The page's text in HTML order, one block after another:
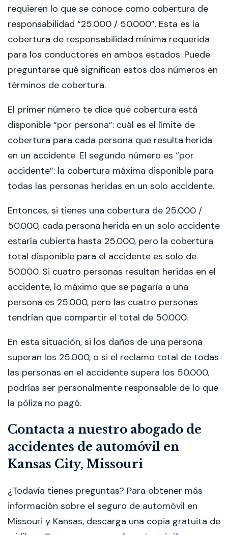
requieren lo que se conoce como cobertura de
responsabilidad “25.000 / 50.000”. Esta es la
cobertura de responsabilidad mínima requerida
para los conductores en ambos estados. Puede
preguntarse qué significan estos dos números en
términos de cobertura.
El primer número te dice qué cobertura está
disponible “por persona”: cuál es el límite de
cobertura para cada persona que resulta herida
en un accidente. El segundo número es “por
accidente”: la cobertura máxima disponible para
todas las personas heridas en un solo accidente.
Entonces, si tienes una cobertura de 25.000 /
50.000, cada persona herida en un solo accidente
estaría cubierta hasta 25.000, pero la cobertura
total disponible para el accidente es solo de
50.000. Si cuatro personas resultan heridas en el
accidente, lo máximo que se pagaría a una
persona es 25.000, pero las cuatro personas
tendrían que compartir el total de 50.000.
En esta situación, si los daños de una persona
superan los 25.000, o si el reclamo total de todas
las personas en el accidente supera los 50.000,
podrías ser personalmente responsable de lo que
la póliza no pagó.
Contacta a nuestro abogado de
accidentes de automóvil en
Kansas City, Missouri
¿Todavía tienes preguntas? Para obtener más
información sobre el seguro de automóvil en
Missouri y Kansas, descarga una copia gratuita de